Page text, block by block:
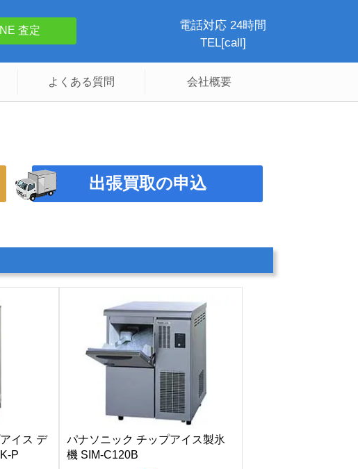
査定
電話対応 24時間
TEL[call]
よくある質問 会社概要
出張買取の申込
イス デ
P
パナソニック チップアイス製氷
機 SIM-C120B